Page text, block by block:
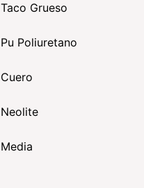
Taco Grueso
Pu Poliuretano
Cuero
Neolite
Media